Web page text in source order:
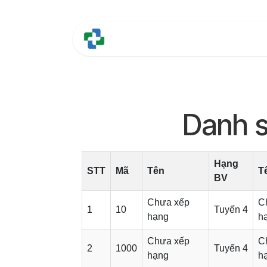
Danh
STT Mã Tên
Hạng
BV
1 10
Chưa xếp
hạng
Tuyến 4
2 1000
Chưa xếp
hạng
Tuyến 4